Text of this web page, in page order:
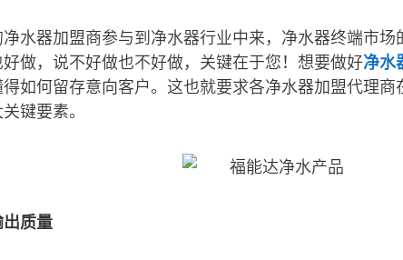
水器加盟商参与到净水器行业中来，净水器终端市
做，说不好做也不好做，关键在于您！想要做好净水
如何留存意向客户。这也就要求各净水器加盟代理
键要素。
质量